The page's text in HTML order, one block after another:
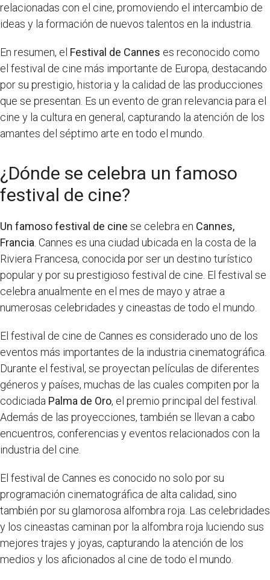
relacionadas con el cine, promoviendo el intercambio de
ideas y la formación de nuevos talentos en la industria.
En resumen, el Festival de Cannes es reconocido como
el festival de cine más importante de Europa, destacando
por su prestigio, historia y la calidad de las producciones
que se presentan. Es un evento de gran relevancia para el
cine y la cultura en general, capturando la atención de los
amantes del séptimo arte en todo el mundo.
¿Dónde se celebra un famoso
festival de cine?
Un famoso festival de cine se celebra en Cannes,
Francia . Cannes es una ciudad ubicada en la costa de la
Riviera Francesa, conocida por ser un destino turístico
popular y por su prestigioso festival de cine. El festival se
celebra anualmente en el mes de mayo y atrae a
numerosas celebridades y cineastas de todo el mundo.
El festival de cine de Cannes es considerado uno de los
eventos más importantes de la industria cinematográfica.
Durante el festival, se proyectan películas de diferentes
géneros y países, muchas de las cuales compiten por la
codiciada Palma de Oro, el premio principal del festival.
Además de las proyecciones, también se llevan a cabo
encuentros, conferencias y eventos relacionados con la
industria del cine.
El festival de Cannes es conocido no solo por su
programación cinematográfica de alta calidad, sino
también por su glamorosa alfombra roja. Las celebridades
y los cineastas caminan por la alfombra roja luciendo sus
mejores trajes y joyas, capturando la atención de los
medios y los aficionados al cine de todo el mundo.